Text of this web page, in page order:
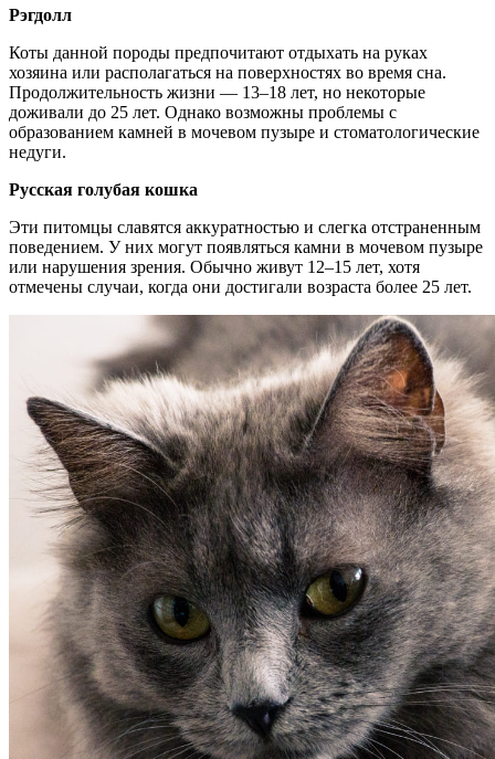
Рэгдолл
Коты данной породы предпочитают отдыхать на руках
хозяина или располагаться на поверхностях во время сна.
Продолжительность жизни — 13–18 лет, но некоторые
доживали до 25 лет. Однако возможны проблемы с
образованием камней в мочевом пузыре и стоматологические
недуги.
Русская голубая кошка
Эти питомцы славятся аккуратностью и слегка отстраненным
поведением. У них могут появляться камни в мочевом пузыре
или нарушения зрения. Обычно живут 12–15 лет, хотя
отмечены случаи, когда они достигали возраста более 25 лет.